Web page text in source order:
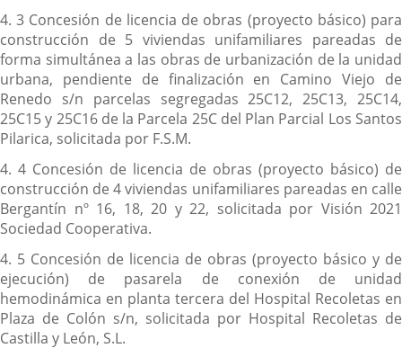
4. 3 Concesión de licencia de obras (proyecto básico) para
construcción de 5 viviendas unifamiliares pareadas de
forma simultánea a las obras de urbanización de la unidad
urbana, pendiente de finalización en Camino Viejo de
Renedo s/n parcelas segregadas 25C12, 25C13, 25C14,
25C15 y 25C16 de la Parcela 25C del Plan Parcial Los Santos
Pilarica, solicitada por F.S.M.
4. 4 Concesión de licencia de obras (proyecto básico) de
construcción de 4 viviendas unifamiliares pareadas en calle
Bergantín nº 16, 18, 20 y 22, solicitada por Visión 2021
Sociedad Cooperativa.
4. 5 Concesión de licencia de obras (proyecto básico y de
ejecución) de pasarela de conexión de unidad
hemodinámica en planta tercera del Hospital Recoletas en
Plaza de Colón s/n, solicitada por Hospital Recoletas de
Castilla y León, S.L.